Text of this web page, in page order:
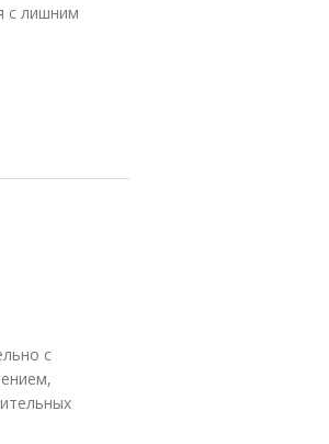
с лишним
с